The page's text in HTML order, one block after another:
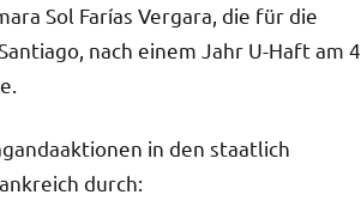
Sol Farías Vergara, die für die
nach einem Jahr U-Haft am 4.
in den staatlich
durch: